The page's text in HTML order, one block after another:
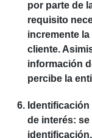
por parte de
requisito
incremente
cliente.
información
percibe la
de interés: